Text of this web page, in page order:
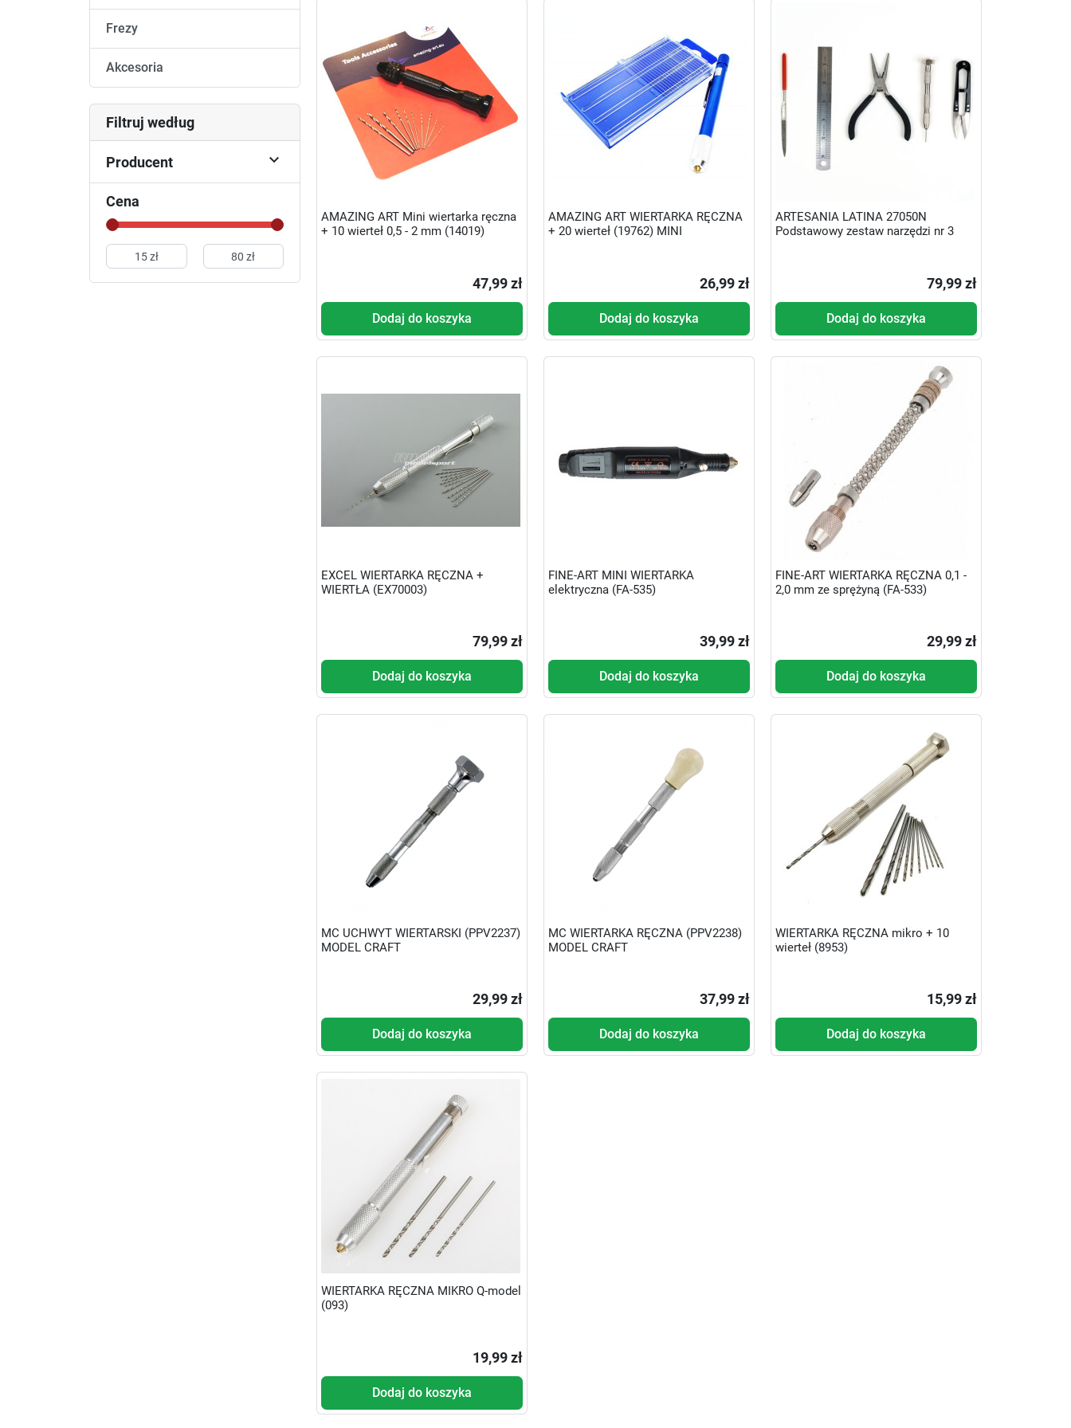
Frezy
Akcesoria
Filtruj według
Producent 
Cena
AMAZING ART Mini wiertarka ręczna
+ 10 wierteł 0,5 - 2 mm (14019)
47,99 zł
Dodaj do koszyka
AMAZING ART WIERTARKA RĘCZNA
+ 20 wierteł (19762) MINI
26,99 zł
Dodaj do koszyka
ARTESANIA LATINA 27050N
Podstawowy zestaw narzędzi nr 3
79,99 zł
Dodaj do koszyka
EXCEL WIERTARKA RĘCZNA +
WIERTŁA (EX70003)
79,99 zł
Dodaj do koszyka
FINE-ART MINI WIERTARKA
elektryczna (FA-535)
39,99 zł
Dodaj do koszyka
FINE-ART WIERTARKA RĘCZNA 0,1 -
2,0 mm ze sprężyną (FA-533)
29,99 zł
Dodaj do koszyka
MC UCHWYT WIERTARSKI (PPV2237)
MODEL CRAFT
29,99 zł
Dodaj do koszyka
MC WIERTARKA RĘCZNA (PPV2238)
MODEL CRAFT
37,99 zł
Dodaj do koszyka
WIERTARKA RĘCZNA mikro + 10
wierteł (8953)
15,99 zł
Dodaj do koszyka
WIERTARKA RĘCZNA MIKRO Q-model
(093)
19,99 zł
Dodaj do koszyka